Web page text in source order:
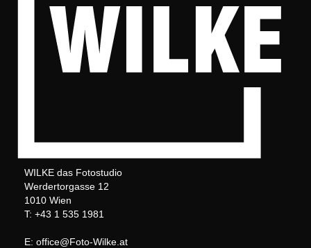
WILKE das Fotostudio
Werdertorgasse 12
1010 Wien
T: +43 1 535 1981
E: office@Foto-Wilke.at